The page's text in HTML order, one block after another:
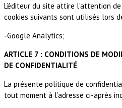
L’éditeur du site attire l’attention
cookies suivants sont utilisés lors
-Google Analytics;
ARTICLE 7 : CONDITIONS DE
DE CONFIDENTIALITÉ
La présente politique de
tout moment à l’adresse ci-après